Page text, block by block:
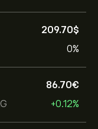
209.70‎$‎
0%
86.70‎€‎
+0.12%